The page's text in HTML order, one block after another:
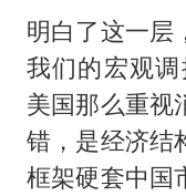
明白了这一层
我们的宏观
美国那么重视
错，是经济结
框架硬套中国